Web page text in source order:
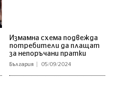
Измамна схема подвежда
потребители да плащат
за непоръчани пратки
България 05/09/2024